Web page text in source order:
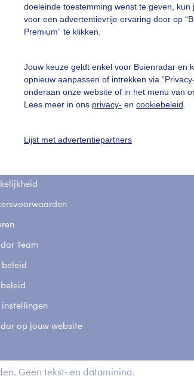
doeleinde toestemming wenst te geven, kun
voor een advertentievrije ervaring door op
Premium” te klikken.
Jouw keuze geldt enkel voor Buienradar en
opnieuw aanpassen of intrekken via
onderaan onze website of in het menu van
Lees meer in ons privacy- en cookiebeleid
Lijst met advertentiepartners
vragen
Team
beleid
instellingen
op jouw website
Mijn
Geen tekst- en datamining.